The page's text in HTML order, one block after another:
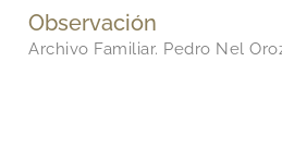
Observación
Archivo Familiar. Pedro Nel